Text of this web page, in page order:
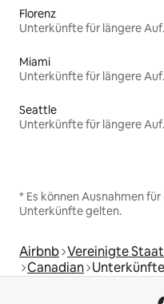
Florenz
Miami
Seattle
* Es können Ausnahmen
Unterkünfte gelten.
Airbnb Vereinigte
Canadian